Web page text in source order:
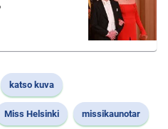
katso kuva
Miss Helsinki missikaunotar